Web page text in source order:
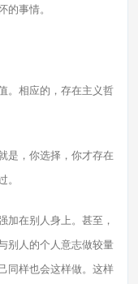
事情。
相应的，存在主义哲
，你选择，你才存在
在别人身上。甚至，
别人的个人意志做较量
同样也会这样做。这样